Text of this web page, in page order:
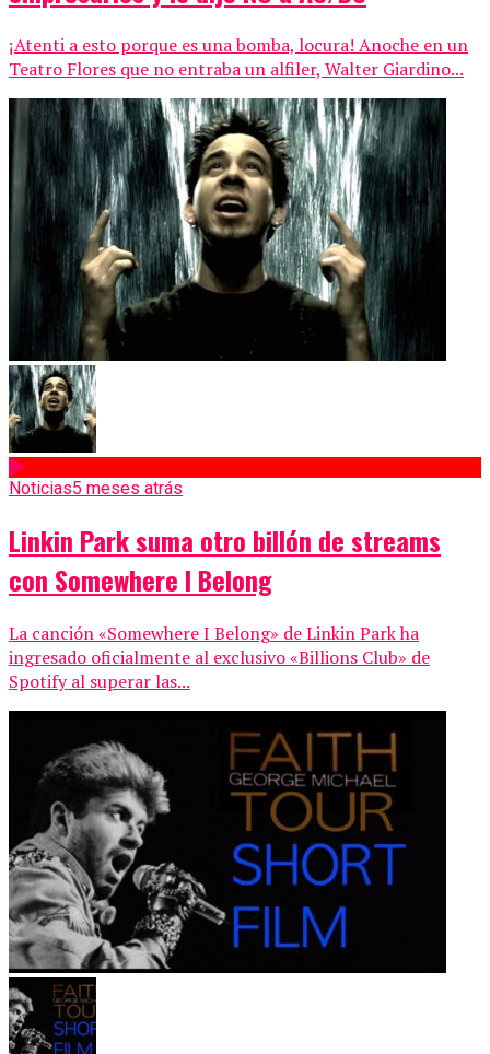
¡Atenti a esto porque es una bomba, locura! Anoche en un
Teatro Flores que no entraba un alfiler, Walter Giardino...
Noticias5 meses atrás
Linkin Park suma otro billón de streams
con Somewhere I Belong
La canción «Somewhere I Belong» de Linkin Park ha
ingresado oficialmente al exclusivo «Billions Club» de
Spotify al superar las...